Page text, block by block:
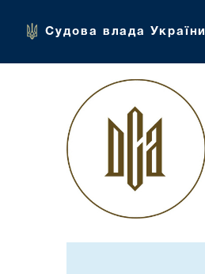
Судова влада України